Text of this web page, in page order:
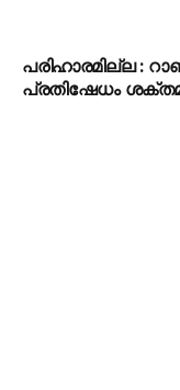
പരിഹാരമില്ല :
പ്രതിഷേധം